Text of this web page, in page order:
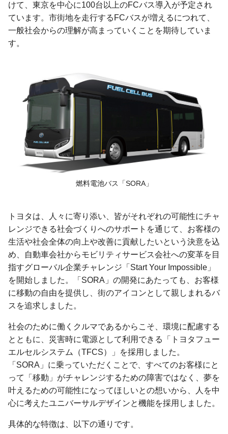
けて、東京を中心に100台以上のFCバス導入が予定され
ています。市街地を走行するFCバスが増えるにつれて、
一般社会からの理解が高まっていくことを期待していま
す。
燃料電池バス「SORA」
トヨタは、人々に寄り添い、皆がそれぞれの可能性にチャ
レンジできる社会づくりへのサポートを通じて、お客様の
生活や社会全体の向上や改善に貢献したいという決意を込
め、自動車会社からモビリティサービス会社への変革を目
指すグローバル企業チャレンジ「Start Your Impossible」
を開始しました。「SORA」の開発にあたっても、お客様
に移動の自由を提供し、街のアイコンとして親しまれるバ
スを追求しました。
社会のために働くクルマであるからこそ、環境に配慮する
とともに、災害時に電源として利用できる「トヨタフュー
エルセルシステム（TFCS）」を採用しました。
「SORA」に乗っていただくことで、すべてのお客様にと
って「移動」がチャレンジするための障害ではなく、夢を
叶えるための可能性になってほしいとの想いから、人を中
心に考えたユニバーサルデザインと機能を採用しました。
具体的な特徴は、以下の通りです。